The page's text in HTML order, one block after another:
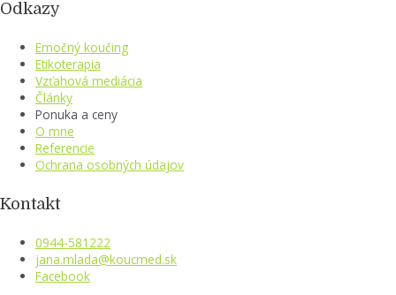
Odkazy
Emočný koučing
Etikoterapia
Vzťahová mediácia
Články
Ponuka a ceny
O mne
Referencie
Ochrana osobných údajov
Kontakt
0944-581222
jana.mlada@koucmed.sk
Facebook